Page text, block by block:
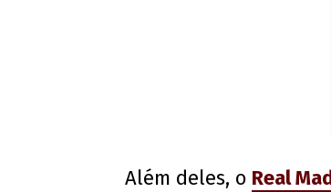
Além deles, o Real